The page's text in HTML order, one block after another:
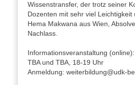
Wissenstransfer, der trotz seiner
Dozenten mit sehr viel
Hema Makwana aus Wien,
Nachlass.
Informationsveranstaltung (online):
TBA und TBA, 18-19 Uhr
Anmeldung: weiterbildung@udk-